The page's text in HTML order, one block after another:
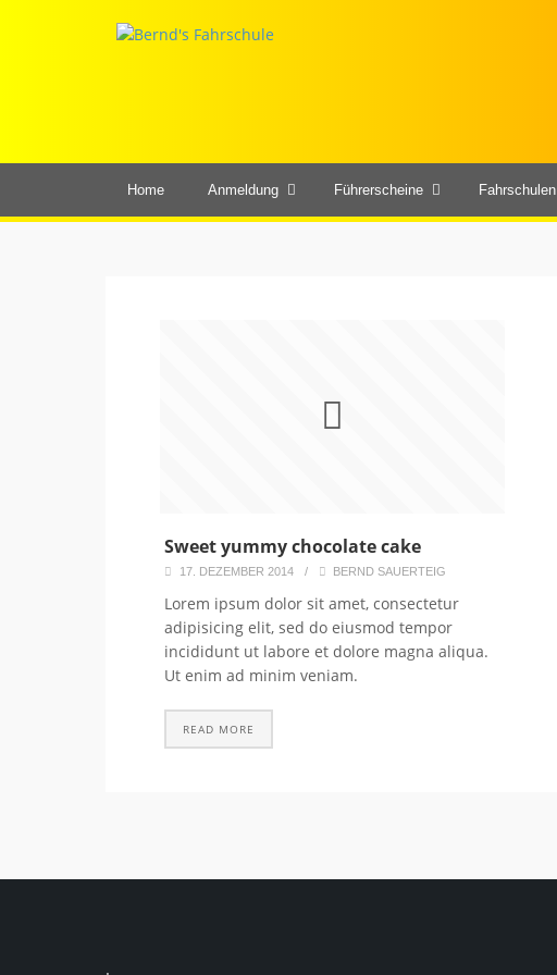
Home Anmeldung Führerscheine Fahrschulen
Sweet yummy chocolate cake
17. DEZEMBER 2014 / BERND SAUERTEIG
Lorem ipsum dolor sit amet, consectetur
adipisicing elit, sed do eiusmod tempor
incididunt ut labore et dolore magna aliqua.
Ut enim ad minim veniam.
READ MORE